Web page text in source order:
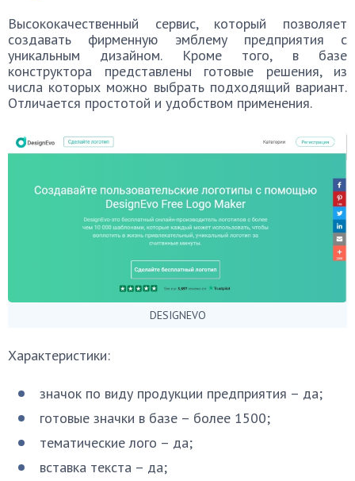
Высококачественный сервис, который позволяет
создавать фирменную эмблему предприятия с
уникальным дизайном. Кроме того, в базе
конструктора представлены готовые решения, из
числа которых можно выбрать подходящий вариант.
Отличается простотой и удобством применения.
DESIGNEVO
Характеристики:
значок по виду продукции предприятия – да;
готовые значки в базе – более 1500;
тематические лого – да;
вставка текста – да;